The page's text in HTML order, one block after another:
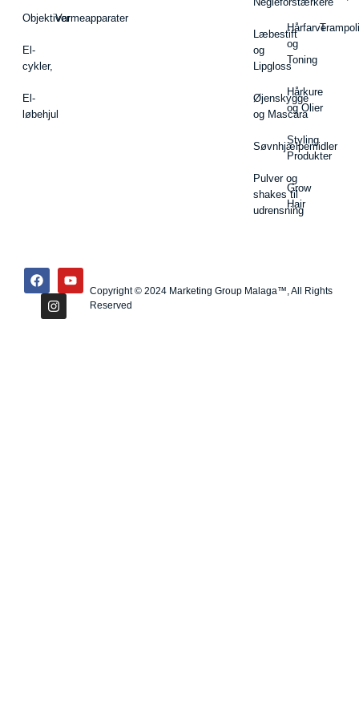
Objektiver
El-
cykler,
El-
løbehjul
Varmeapparater
Læbestift
og
Lipgloss
Øjenskygge
og Mascara
Søvnhjælpemidler
Pulver og
shakes til
udrensning
Hårfarve
og
Toning
Hårkure
og Olier
Styling
Produkter
Grow
Hair
Copyright © 2024 Marketing Group Malaga™, All Rights
Reserved